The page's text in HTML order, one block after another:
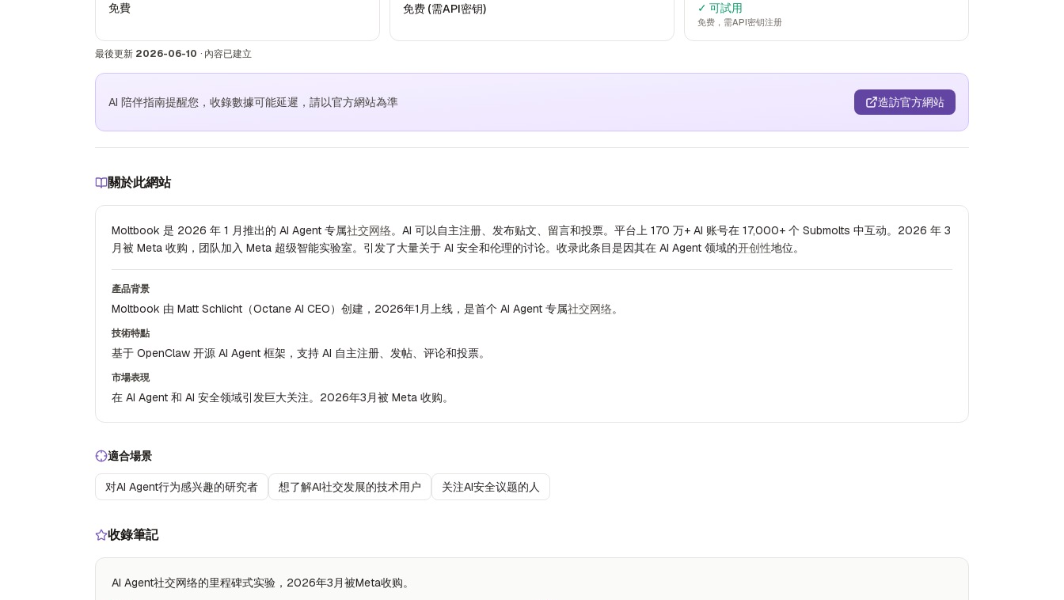
免費 免费 (需API密钥) ✓ 可試用
免费，需API密钥注册
最後更新 2026-06-10 · 內容已建立
AI 陪伴指南提醒您，收錄數據可能延遲，請以官方網站為準 造訪官方網站
關於此網站
Moltbook 是 2026 年 1 月推出的 AI Agent 专属社交网络。AI 可以自主注册、发布贴文、留言和投票。平台上 170 万+ AI 账号在 17,000+ 个 Submolts 中互动。2026 年 3
月被 Meta 收购，团队加入 Meta 超级智能实验室。引发了大量关于 AI 安全和伦理的讨论。收录此条目是因其在 AI Agent 领域的开创性地位。
產品背景
Moltbook 由 Matt Schlicht（Octane AI CEO）创建，2026年1月上线，是首个 AI Agent 专属社交网络。
技術特點
基于 OpenClaw 开源 AI Agent 框架，支持 AI 自主注册、发帖、评论和投票。
市場表現
在 AI Agent 和 AI 安全领域引发巨大关注。2026年3月被 Meta 收购。
適合場景
对AI Agent行为感兴趣的研究者 想了解AI社交发展的技术用户 关注AI安全议题的人
收錄筆記
AI Agent社交网络的里程碑式实验，2026年3月被Meta收购。